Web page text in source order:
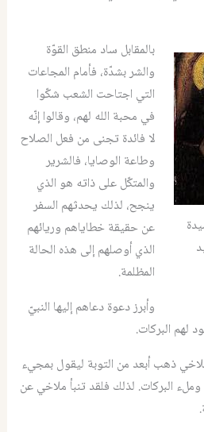
بالمقابل ساد منطق القوّة
والشر بشدّة، فأمام المجاعات
التي اجتاحت الشعب شكّوا
في محبة الله لهم، وقالوا إنّه
لا فائدة تجنى من فعل الصلاح
وطاعة الوصايا، فالشرير
والمتكّل على ذاته هو الذي
ينجح، لذلك يحدثهم السفر
عن حقيقة خطاياهم وريائهم
الذي أوصلهم إلى هذه الحالة
المظلمة.
وأبرز دعوة دعاهم إليها النبيّ
لهم البركات.
ذهب أبعد من التوبة ليقول بمجيء
البركات. لذلك فلقد تنبأ ملاخي عن